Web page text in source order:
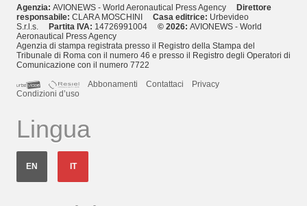
Agenzia: AVIONEWS - World Aeronautical Press Agency
Direttore
responsabile: CLARA MOSCHINI Casa editrice: Urbevideo
S.r.l.s.
Partita IVA: 14726991004 © 2026: AVIONEWS - World
Aeronautical Press Agency
Agenzia di stampa registrata presso il Registro della Stampa del
Tribunale di Roma con il numero 46 e presso il Registro degli Operatori di
Comunicazione con il numero 7722
Abbonamenti
Contattaci
Privacy
Condizioni d’uso
Lingua
EN IT